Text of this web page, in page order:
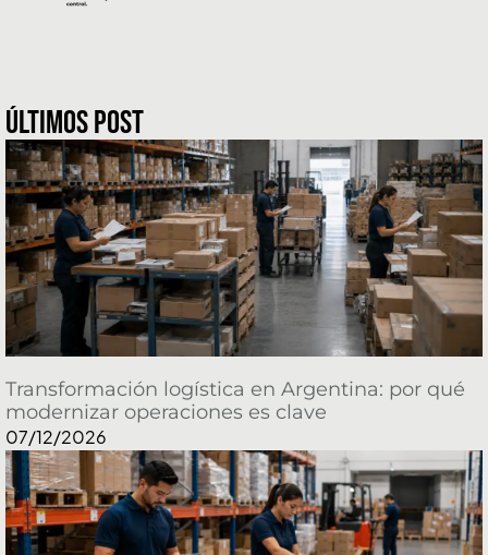
ÚLTIMOS POST
Transformación logística en Argentina: por qué
modernizar operaciones es clave
07/12/2026